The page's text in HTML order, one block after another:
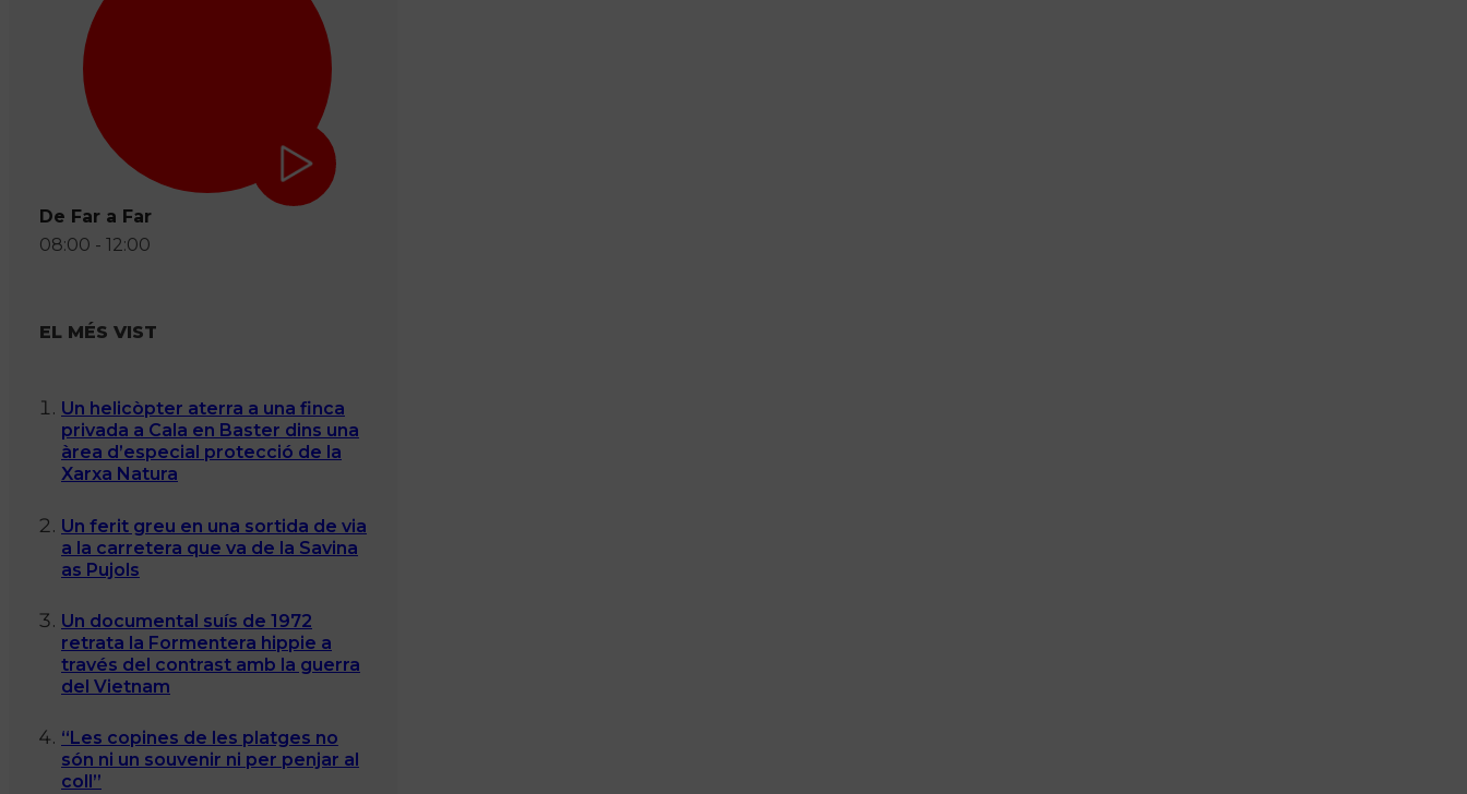
De Far a Far
08:00 - 12:00
EL MÉS VIST
Un helicòpter aterra a una finca
privada a Cala en Baster dins una
àrea d’especial protecció de la
Xarxa Natura
Un ferit greu en una sortida de via
a la carretera que va de la Savina
as Pujols
Un documental suís de 1972
retrata la Formentera hippie a
través del contrast amb la guerra
del Vietnam
“Les copines de les platges no
són ni un souvenir ni per penjar al
coll”